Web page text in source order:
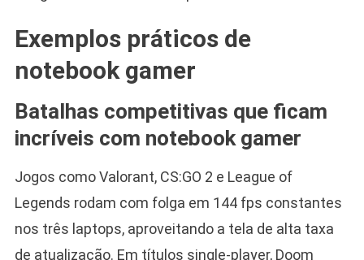
Exemplos práticos de
notebook gamer
Batalhas competitivas que ficam
incríveis com notebook gamer
Jogos como Valorant, CS:GO 2 e League of
Legends rodam com folga em 144 fps constantes
nos três laptops, aproveitando a tela de alta taxa
de atualização. Em títulos single-player, Doom